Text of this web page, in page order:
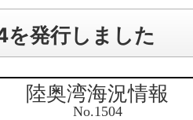
を発行しました
陸奥湾海況情報
No.1504